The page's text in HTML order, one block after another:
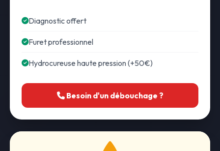
Diagnostic offert
Furet professionnel
Hydrocureuse haute pression (+50€)
Besoin d'un débouchage ?